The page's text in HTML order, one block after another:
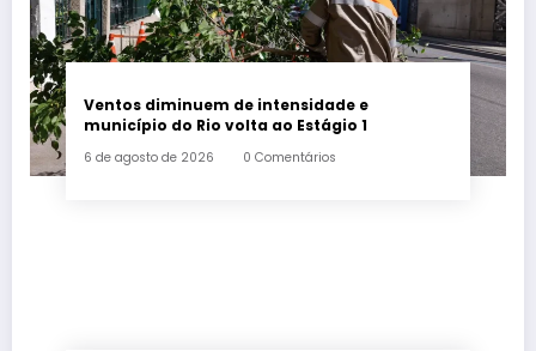
Ventos diminuem de intensidade e
município do Rio volta ao Estágio 1
6 de agosto de 2026 0 Comentários